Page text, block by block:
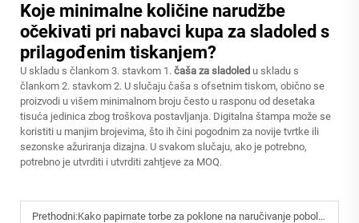
Koje minimalne količine narudžbe
očekivati pri nabavci kupa za sladoled s
prilagođenim tiskanjem?
U skladu s člankom 3. stavkom 1. čaša za sladoled u skladu s
člankom 2. stavkom 2. U slučaju čaša s ofsetnim tiskom, obično se
proizvodi u višem minimalnom broju često u rasponu od desetaka
tisuća jedinica zbog troškova postavljanja. Digitalna štampa može se
koristiti u manjim brojevima, što ih čini pogodnim za novije tvrtke ili
sezonske ažuriranja dizajna. U svakom slučaju, ako je potrebno,
potrebno je utvrditi i utvrditi zahtjeve za MOQ.
Prethodni:Kako papirnate torbe za poklone na naručivanje poboljšavaju imidž brenda